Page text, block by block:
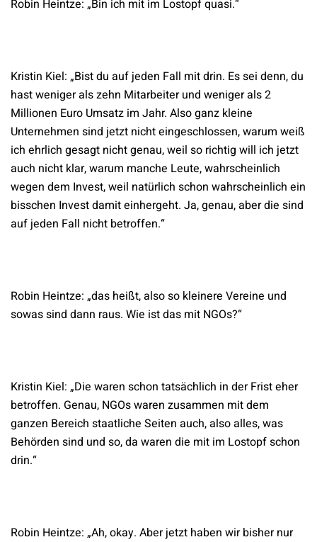
Robin Heintze: „Bin ich mit im Lostopf quasi.“
Kristin Kiel: „Bist du auf jeden Fall mit drin. Es sei denn, du
hast weniger als zehn Mitarbeiter und weniger als 2
Millionen Euro Umsatz im Jahr. Also ganz kleine
Unternehmen sind jetzt nicht eingeschlossen, warum weiß
ich ehrlich gesagt nicht genau, weil so richtig will ich jetzt
auch nicht klar, warum manche Leute, wahrscheinlich
wegen dem Invest, weil natürlich schon wahrscheinlich ein
bisschen Invest damit einhergeht. Ja, genau, aber die sind
auf jeden Fall nicht betroffen.“
Robin Heintze: „das heißt, also so kleinere Vereine und
sowas sind dann raus. Wie ist das mit NGOs?“
Kristin Kiel: „Die waren schon tatsächlich in der Frist eher
betroffen. Genau, NGOs waren zusammen mit dem
ganzen Bereich staatliche Seiten auch, also alles, was
Behörden sind und so, da waren die mit im Lostopf schon
drin.“
Robin Heintze: „Ah, okay. Aber jetzt haben wir bisher nur